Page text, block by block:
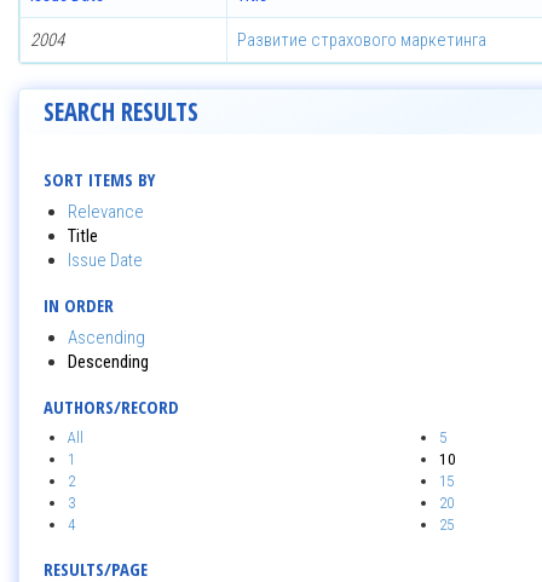
2004 Развитие страхового маркетинга
SEARCH RESULTS
SORT ITEMS BY
Relevance
Title
Issue Date
IN ORDER
Ascending
Descending
AUTHORS/RECORD
All
1
2
3
4
5
10
15
20
25
RESULTS/PAGE